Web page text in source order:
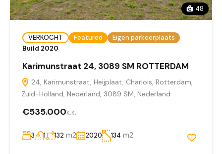
48
VERKOCHT Featured
Eigen parkeerplaats
Build 2020
Karimunstraat 24, 3089 SM ROTTERDAM
24, Karimunstraat, Heijplaat, Charlois, Rotterdam,
Zuid-Holland, Nederland, 3089 SM, Nederland
€535.000k.k.
3 1 132 m2 2020 134 m2